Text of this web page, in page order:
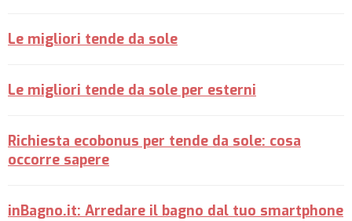
Le migliori tende da sole
Le migliori tende da sole per esterni
Richiesta ecobonus per tende da sole: cosa
occorre sapere
inBagno.it: Arredare il bagno dal tuo smartphone